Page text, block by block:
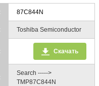
87C844N
Toshiba Semiconductor
Скачать
Search ----->
TMP87C844N